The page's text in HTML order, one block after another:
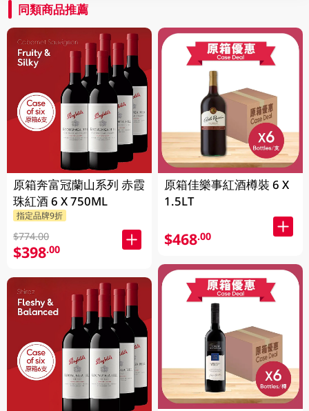
同類商品推薦
原箱奔富冠蘭山系列 赤霞
珠紅酒 6 X 750ML
指定品牌9折
$774.00
$398.00
原箱佳樂事紅酒樽裝 6 X
1.5LT
$468.00